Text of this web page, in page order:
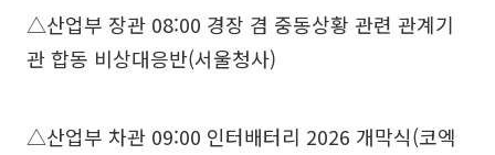
△산업부 장관 08:00 경장 겸 중동상황 관련 관계기
관 합동 비상대응반(서울청사)
△산업부 차관 09:00 인터배터리 2026 개막식(코엑